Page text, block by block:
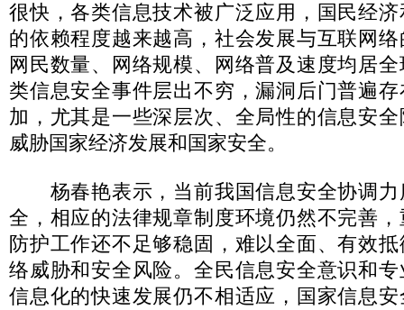
很快，各类信息技术被广泛应用，国民经
的依赖程度越来越高，社会发展与互联网
网民数量、网络规模、网络普及速度均居
类信息安全事件层出不穷，漏洞后门普遍
加，尤其是一些深层次、全局性的信息安
威胁国家经济发展和国家安全。
杨春艳表示，当前我国信息安全协调力
全，相应的法律规章制度环境仍然不完善
防护工作还不足够稳固，难以全面、有效
络威胁和安全风险。全民信息安全意识和
信息化的快速发展仍不相适应，国家信息